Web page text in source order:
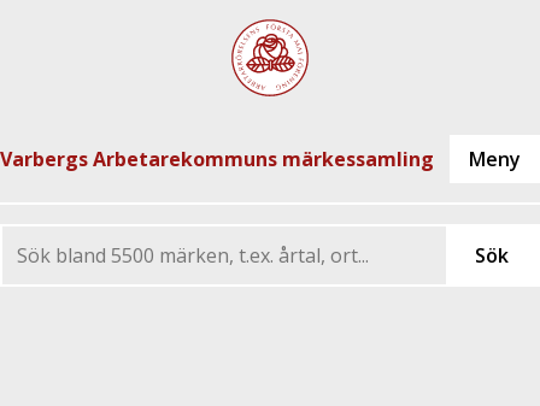
Varbergs Arbetarekommuns märkessamling